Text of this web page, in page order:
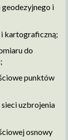
i
i kartograficzną;
do
punktów
uzbrojenia
osnowy